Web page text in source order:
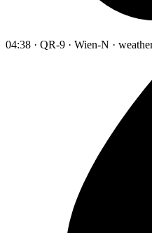
04:38 · QR-9 · Wien-N ·